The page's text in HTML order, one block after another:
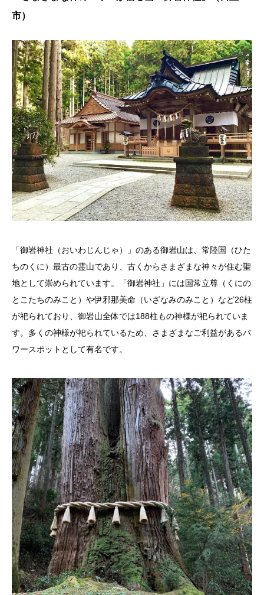
市）
「御岩神社（おいわじんじゃ）」のある御岩山は、常陸国（ひた
ちのくに）最古の霊山であり、古くからさまざまな神々が住む聖
地として崇められています。「御岩神社」には国常立尊（くにの
とこたちのみこと）や伊邪那美命（いざなみのみこと）など26柱
が祀られており、御岩山全体では188柱もの神様が祀られていま
す。多くの神様が祀られているため、さまざまなご利益があるパ
ワースポットとして有名です。